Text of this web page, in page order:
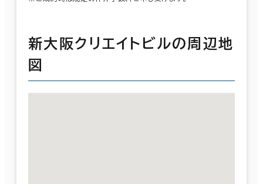
新大阪クリエイトビルの周辺地
図